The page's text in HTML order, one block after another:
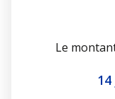
Le